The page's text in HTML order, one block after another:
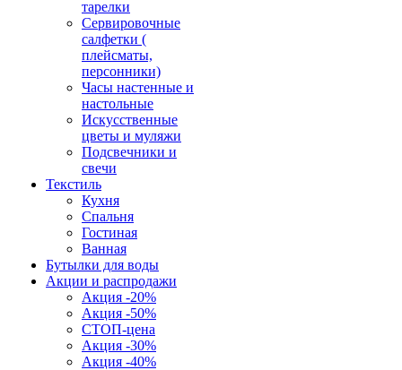
тарелки
Сервировочные
салфетки (
плейсматы,
персонники)
Часы настенные и
настольные
Искусственные
цветы и муляжи
Подсвечники и
свечи
Текстиль
Кухня
Спальня
Гостиная
Ванная
Бутылки для воды
Акции и распродажи
Акция -20%
Акция -50%
СТОП-цена
Акция -30%
Акция -40%